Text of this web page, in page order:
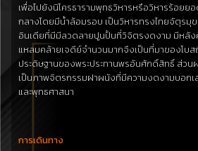
เพื่อไปยังนิโครธารามพุทธวิหารหรือวิหารร้อย
กลางโดยมีน้ำล้อมรอบ เป็นวิหารทรงไทยจัตุรมุ
อินเดียที่มีมีลวดลายปูนปั้นที่วิจิตรงดงาม มีหลัง
แหลมคล้ายเจดีย์จำนวนมากจึงเป็นที่มาของโบ
ประดิษฐานของพระประทานพรอันศักดิ์สิทธิ์ ส่ว
เป็นภาพจิตรกรรมฝาผนังที่มีความงดงามบอกเ
และพุทธศาสนา
การเดินทาง